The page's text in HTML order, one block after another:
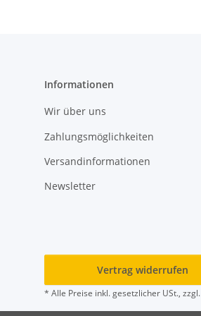
Informationen
Wir über uns
Zahlungsmöglichkeiten
Versandinformationen
Newsletter
Vertrag widerrufen
* Alle Preise inkl. gesetzlicher USt., zzgl.